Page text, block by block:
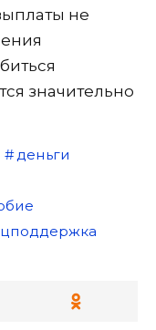
не
значительно
деньги